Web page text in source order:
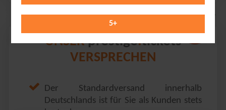
5+
UNSERprestige.tickets
VERSPRECHEN
Der Standardversand innerhalb
Deutschlands ist für Sie als Kunden stets